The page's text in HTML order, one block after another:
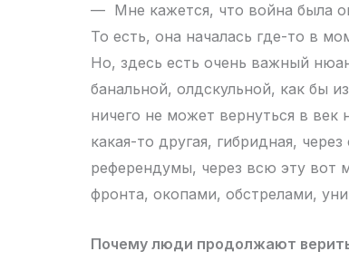
— Мне кажется, что война была
То есть, она началась где-то в
Но, здесь есть очень важный
банальной, олдскульной, как бы
ничего не может вернуться в
какая-то другая, гибридная,
референдумы, через всю эту вот
фронта, окопами, обстрелами,
Почему люди продолжают